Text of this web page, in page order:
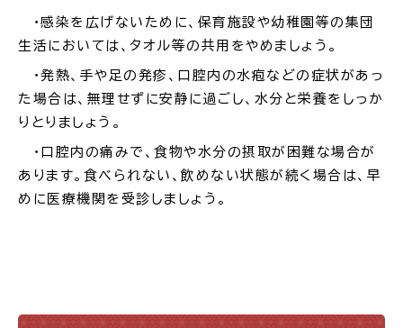
届出・手続・申請 税金
ごみ・リサイクル
・感染を広げないために、保育施設や幼稚園等の集団
生活においては、タオル等の共用をやめましょう。
・発熱、手や足の発疹、口腔内の水疱などの症状があっ
た場合は、無理せずに安静に過ごし、水分と栄養をしっか
りとりましょう。
・口腔内の痛みで、食物や水分の摂取が困難な場合が
あります。食べられない、飲めない状態が続く場合は、早
めに医療機関を受診しましょう。